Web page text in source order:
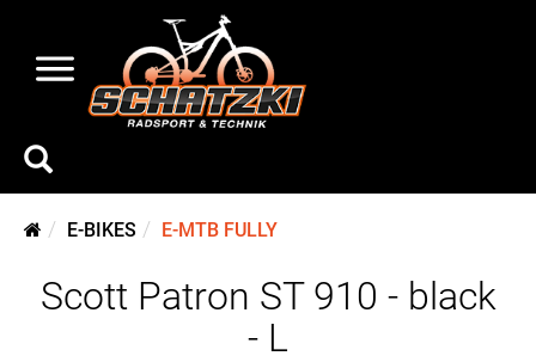
E-BIKES E-MTB FULLY
Scott Patron ST 910 - black
- L